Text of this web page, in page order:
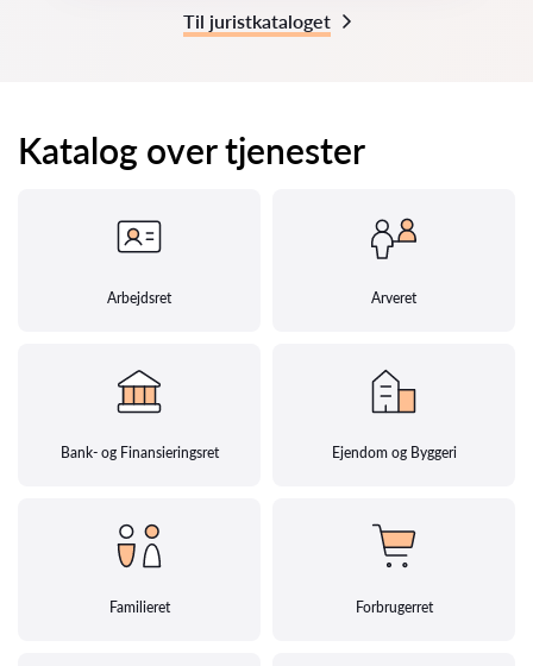
Til juristkataloget
Katalog over tjenester
Arbejdsret Arveret
Bank- og Finansieringsret Ejendom og Byggeri
Familieret Forbrugerret